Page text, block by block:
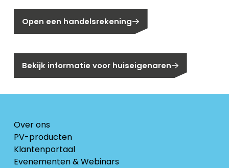
Open een handelsrekening
Bekijk informatie voor huiseigenaren
Over ons
PV-producten
Klantenportaal
Evenementen & Webinars